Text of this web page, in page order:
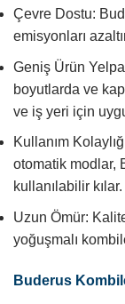
Çevre Dostu:
emisyonları
Geniş Ürün
boyutlarda ve
ve iş yeri için
Kullanım
otomatik modlar,
kullanılabilir kılar.
Uzun Ömür:
yoğuşmalı
Buderus